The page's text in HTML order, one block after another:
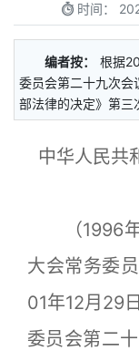
时间：
编者按：
根据
委员会第二十九次会
部法律的决定》第三
中华人民共
（1996年
大会常务委
01年12月29
委员会第二